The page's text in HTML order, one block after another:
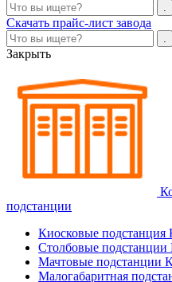
Скачать прайс-лист завода
Закрыть
подстанции
Киосковые
Столбовые
Мачтовые
Малогабаритная